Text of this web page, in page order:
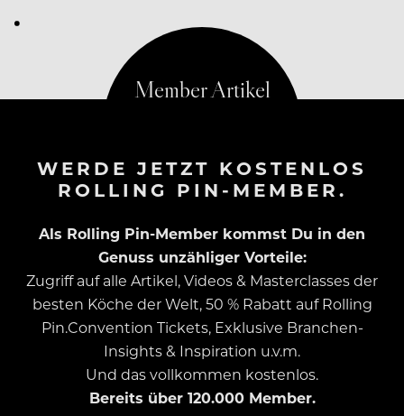
WERDE JETZT KOSTENLOS
ROLLING PIN-MEMBER.
Als Rolling Pin-Member kommst Du in den
Genuss unzähliger Vorteile:
Zugriff auf alle Artikel, Videos & Masterclasses der
besten Köche der Welt, 50 % Rabatt auf Rolling
Pin.Convention Tickets, Exklusive Branchen-
Insights & Inspiration u.v.m.
Und das vollkommen kostenlos.
Bereits über 120.000 Member.